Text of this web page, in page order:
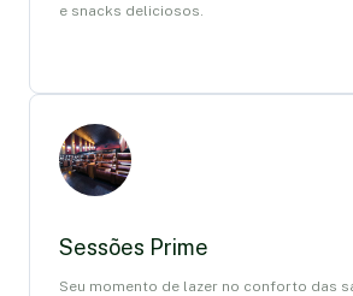
e snacks deliciosos.
Sessões Prime
Seu momento de lazer no conforto das